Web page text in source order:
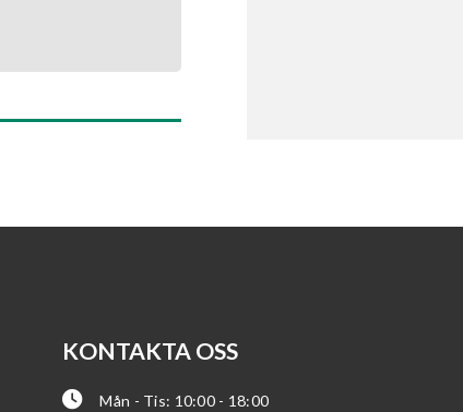
KONTAKTA OSS
Mån - Tis: 10:00 - 18:00